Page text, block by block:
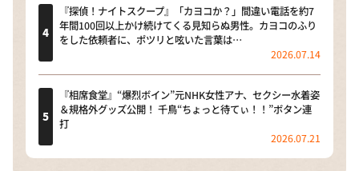
『探偵！ナイトスクープ』「カヨコか？」間違い電話を約7
年間100回以上かけ続けてくる見知らぬ男性。カヨコのふり
をした依頼者に、ポツリと呟いた言葉は…
2026.07.14
『相席食堂』“爆烈ボイン”元NHK女性アナ、セクシー水着姿
＆規格外グッズ公開！ 千鳥“ちょっと待てぃ！！”ボタン連
打
2026.07.21